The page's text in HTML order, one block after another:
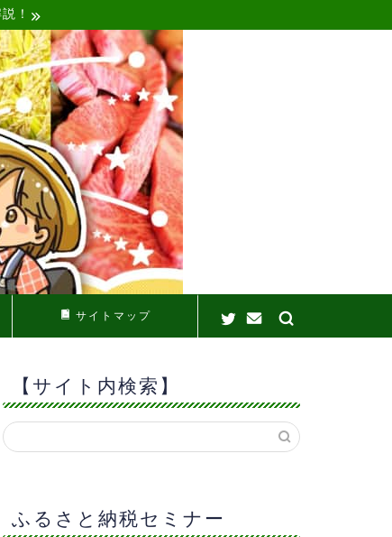
！
サイトマップ
【サイト内検索】
ふるさと納税セミナー